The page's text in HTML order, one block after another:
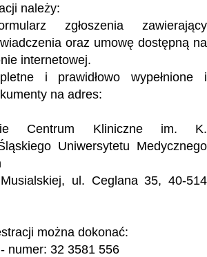
należy:
zgłoszenia zawierający
oraz umowę dostępną na
internetowej.
i prawidłowo wypełnione i
na adres:
Centrum Kliniczne im. K.
Uniwersytetu Medycznego
ul. Ceglana 35, 40-514
można dokonać:
numer: 32 3581 556